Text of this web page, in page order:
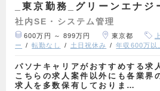
_東京勤務_グリーンエナジ
社内SE・システム管理
600万円 ～ 899万円 東京都
ー
転勤なし 土日祝休み 年収600万以
パソナキャリアがおすすめする求
こちらの求人案件以外にも各業界
求人を多数保有しておりま…